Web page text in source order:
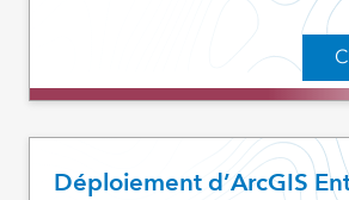
Déploiement d’ArcGIS